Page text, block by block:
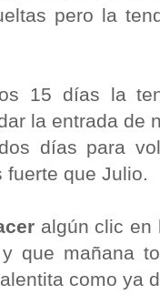
pero la
15 días la
la entrada de
días para
fuerte que Julio.
algún clic en
y que mañana
como ya